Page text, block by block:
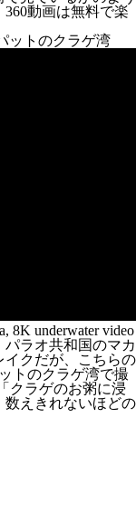
動画は無料で楽
ットのクラゲ湾
8K underwater video
ラオ共和国のマカ
イクだが、こちらの
トのクラゲ湾で撮
クラゲのお粥に浸
数えきれないほどの